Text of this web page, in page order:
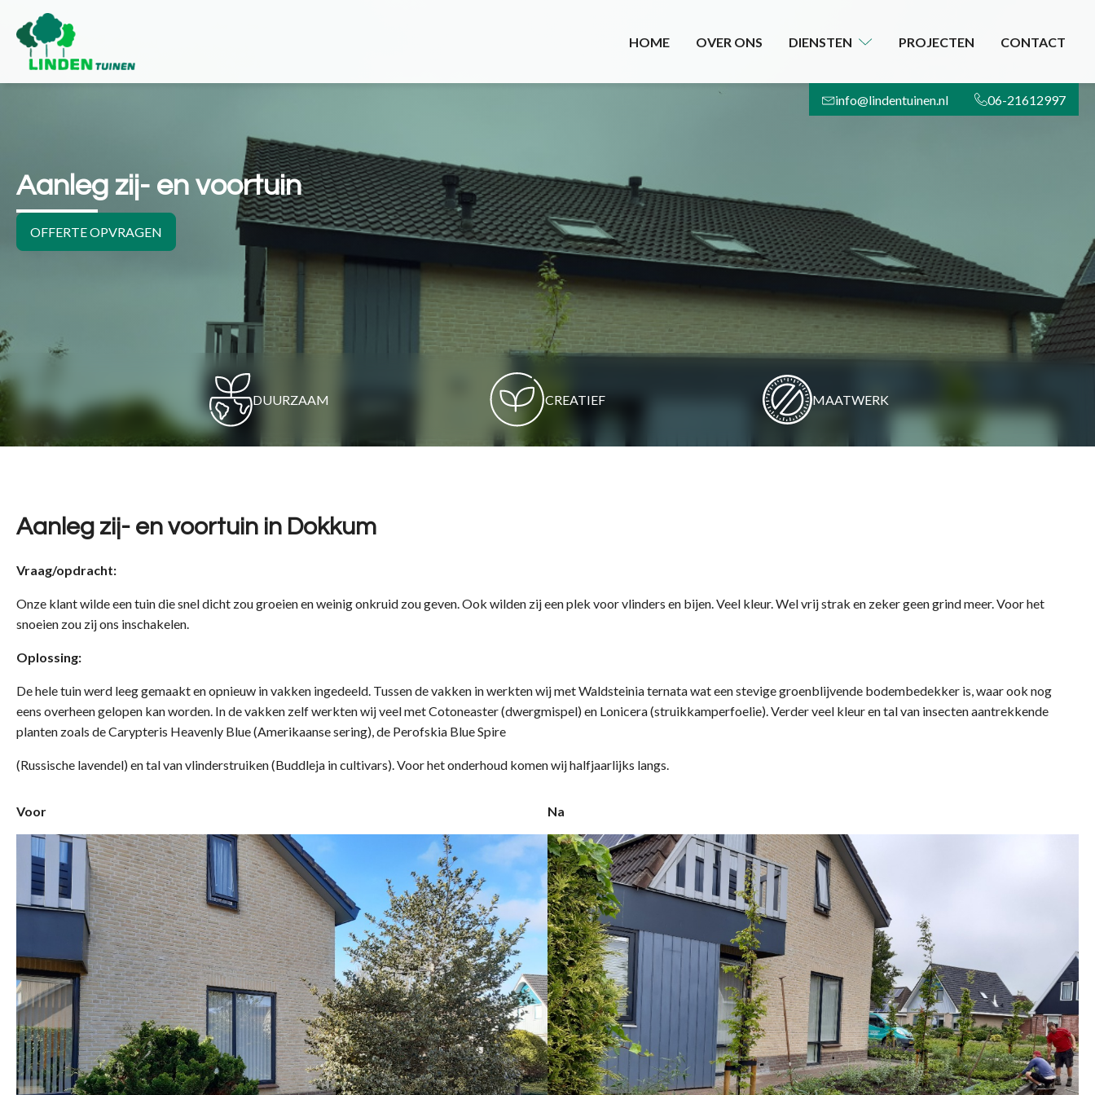
HOME OVER ONS DIENSTEN PROJECTEN CONTACT
info@lindentuinen.nl 06-21612997
Aanleg zij- en voortuin
OFFERTE OPVRAGEN
DUURZAAM CREATIEF MAATWERK
Aanleg zij- en voortuin in Dokkum
Vraag/opdracht:
Onze klant wilde een tuin die snel dicht zou groeien en weinig onkruid zou geven. Ook wilden zij een plek voor vlinders en bijen. Veel kleur. Wel vrij strak en zeker geen grind meer. Voor het
snoeien zou zij ons inschakelen.
Oplossing:
De hele tuin werd leeg gemaakt en opnieuw in vakken ingedeeld. Tussen de vakken in werkten wij met Waldsteinia ternata wat een stevige groenblijvende bodembedekker is, waar ook nog
eens overheen gelopen kan worden. In de vakken zelf werkten wij veel met Cotoneaster (dwergmispel) en Lonicera (struikkamperfoelie). Verder veel kleur en tal van insecten aantrekkende
planten zoals de Carypteris Heavenly Blue (Amerikaanse sering), de Perofskia Blue Spire
(Russische lavendel) en tal van vlinderstruiken (Buddleja in cultivars). Voor het onderhoud komen wij halfjaarlijks langs.
Voor Na